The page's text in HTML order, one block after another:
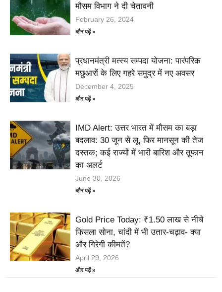
मौसम विभाग ने दी चेतावनी
February 26, 2024
और पढ़ें »
प्रधानमंत्री मत्स्य सम्पदा योजना: पारंपरिक
मछुआरों के लिए गहरे समुद्र में नए अवसर
December 4, 2025
और पढ़ें »
IMD Alert: उत्तर भारत में मौसम का बड़ा
बदलाव: 30 जून से लू, फिर मानसून की तेज
दस्तक; कई राज्यों में भारी बारिश और तूफान
का अलर्ट
June 30, 2026
और पढ़ें »
Gold Price Today: ₹1.50 लाख से नीचे
फिसला सोना, चांदी में भी उतार-चढ़ाव- क्या
और गिरेगी कीमतें?
April 29, 2026
और पढ़ें »